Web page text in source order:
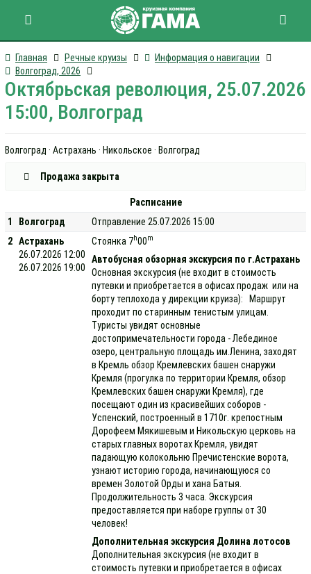
Главная Речные круизы
Информация о навигации
Волгоград, 2026
Октябрьская революция, 25.07.2026
15:00, Волгоград
Волгоград · Астрахань · Никольское · Волгоград
Продажа закрыта
Расписание
1
Волгоград
Отправление 25.07.2026 15:00
2 Астрахань
26.07.2026 12:00
26.07.2026 19:00
Стоянка 7h00m
Автобусная обзорная экскурсия по г.Астрахань
Основная экскурсия (не входит в стоимость
путевки и приобретается в офисах продаж или на
борту теплохода у дирекции круиза): Маршрут
проходит по старинным тенистым улицам.
Туристы увидят основные
достопримечательности города - Лебединое
озеро, центральную площадь им.Ленина, заходят
в Кремль обзор Кремлевских башен снаружи
Кремля (прогулка по территории Кремля, обзор
Кремлевских башен снаружи Кремля), где
посещают один из красивейших соборов -
Успенский, построенный в 1710г. крепостным
Дорофеем Мякишевым и Никольскую церковь на
старых главных воротах Кремля, увидят
падающую колокольню Пречистенские ворота,
узнают историю города, начинающуюся со
времен Золотой Орды и хана Батыя.
Продолжительность 3 часа. Экскурсия
предоставляется при наборе группы от 30
человек!
Дополнительная экскурсия Долина лотосов
Дополнительная экскурсия (не входит в
стоимость путевки и приобретается в офисах